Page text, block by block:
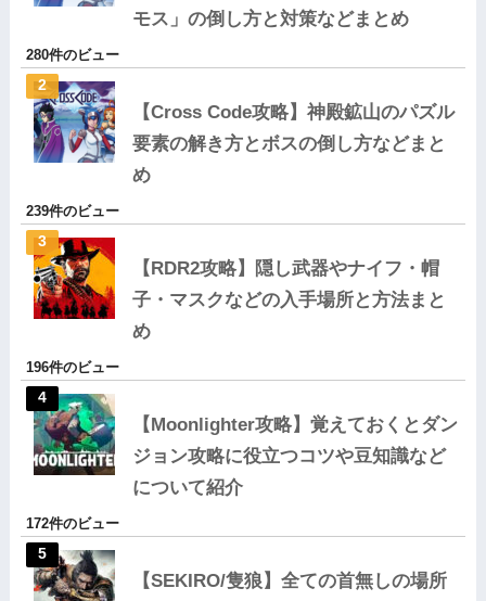
モス」の倒し方と対策などまとめ
280件のビュー
【Cross Code攻略】神殿鉱山のパズル
要素の解き方とボスの倒し方などまと
め
239件のビュー
【RDR2攻略】隠し武器やナイフ・帽
子・マスクなどの入手場所と方法まと
め
196件のビュー
【Moonlighter攻略】覚えておくとダン
ジョン攻略に役立つコツや豆知識など
について紹介
172件のビュー
【SEKIRO/隻狼】全ての首無しの場所